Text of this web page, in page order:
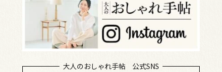
大人のおしゃれ手帖 公式SNS